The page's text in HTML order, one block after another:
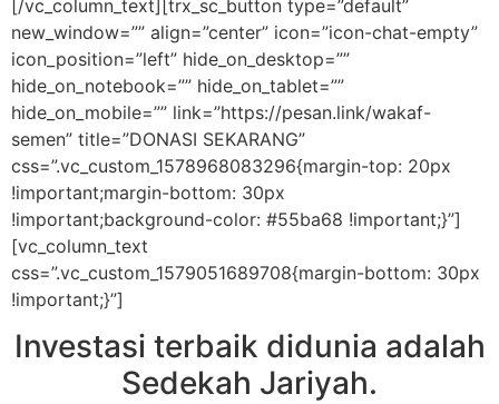
[/vc_column_text][trx_sc_button type=”default”
new_window=”” align=”center” icon=”icon-chat-empty”
icon_position=”left” hide_on_desktop=””
hide_on_notebook=”” hide_on_tablet=””
hide_on_mobile=”” link=”https://pesan.link/wakaf-
semen” title=”DONASI SEKARANG”
css=”.vc_custom_1578968083296{margin-top: 20px
!important;margin-bottom: 30px
!important;background-color: #55ba68 !important;}”]
[vc_column_text
css=”.vc_custom_1579051689708{margin-bottom: 30px
!important;}”]
Investasi terbaik didunia adalah
Sedekah Jariyah.